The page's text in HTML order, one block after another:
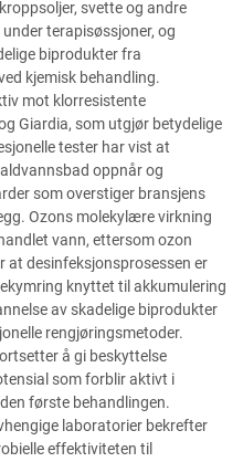
svette og andre
terapisøssjoner, og
biprodukter fra
kjemisk behandling.
mot klorresistente
Giardia, som utgjør betydelige
tester har vist at
oppnår og
som overstiger bransjens
Ozons molekylære virkning
vann, ettersom ozon
at desinfeksjonsprosessen er
knyttet til akkumulering
av skadelige biprodukter
rengjøringsmetoder.
å gi beskyttelse
som forblir aktivt i
første behandlingen.
laboratorier bekrefter
effektiviteten til